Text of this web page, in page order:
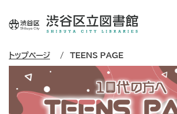
トップページ TEENS PAGE